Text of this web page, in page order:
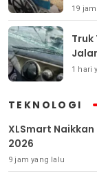
19
Truk
1 hari
TEKNOLOGI
XLSmart
2026
9 jam yang lalu